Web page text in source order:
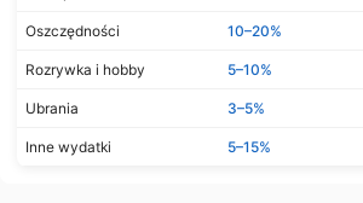
Oszczędności 10–20%
Rozrywka i hobby 5–10%
Ubrania 3–5%
Inne wydatki 5–15%